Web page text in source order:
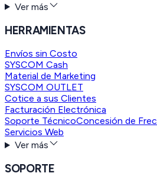
Ver más
HERRAMIENTAS
Envíos sin Costo
SYSCOM Cash
Material de Marketing
SYSCOM OUTLET
Cotice a sus Clientes
Facturación Electrónica
Soporte TécnicoConcesión de
Servicios Web
Ver más
SOPORTE